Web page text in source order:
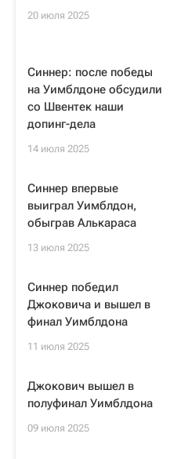
20 июля 2025
Синнер: после победы
на Уимблдоне обсудили
со Швентек наши
допинг-дела
14 июля 2025
Синнер впервые
выиграл Уимблдон,
обыграв Алькараса
13 июля 2025
Синнер победил
Джоковича и вышел в
финал Уимблдона
11 июля 2025
Джокович вышел в
полуфинал Уимблдона
09 июля 2025